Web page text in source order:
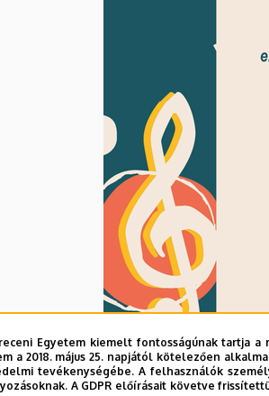
Egyetem kiemelt fontosságúnak tartja
a 2018. május 25. napjától kötelezően
tevékenységébe. A felhasználók
A GDPR előírásait követve